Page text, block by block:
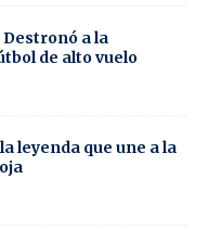
Destronó a la
de alto vuelo
leyenda que une a la